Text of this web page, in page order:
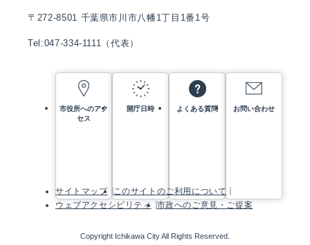
〒272-8501 千葉県市川市八幡1丁目1番1号
Tel:047-334-1111（代表）
市役所へのアク
セス
開庁日時 よくある質問 お問い合わせ
サイトマップ
このサイトのご利用について
ウェブアクセシビリティ
市政へのご意見・ご提案
Copyright Ichikawa City All Rights Reserved.